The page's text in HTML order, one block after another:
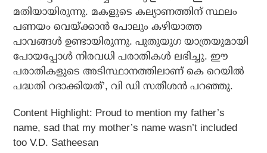
മതിയായിരുന്നു. മകളുടെ കല്യാണത്തിന് സ്ഥലം
പണയം വെയ്ക്കാന്‍ പോലും കഴിയാത്ത
പാവങ്ങള്‍ ഉണ്ടായിരുന്നു. പുതുയുഗ യാത്രയുമായി
പോയപ്പോള്‍ നിരവധി പരാതികള്‍ ലഭിച്ചു. ഈ
പരാതികളുടെ അടിസ്ഥാനത്തിലാണ് കെ റെയില്‍
പദ്ധതി റദാക്കിയത്’, വി ഡി സതീശന്‍ പറഞ്ഞു.
Content Highlight: Proud to mention my father’s
name, sad that my mother’s name wasn’t included
too V.D. Satheesan